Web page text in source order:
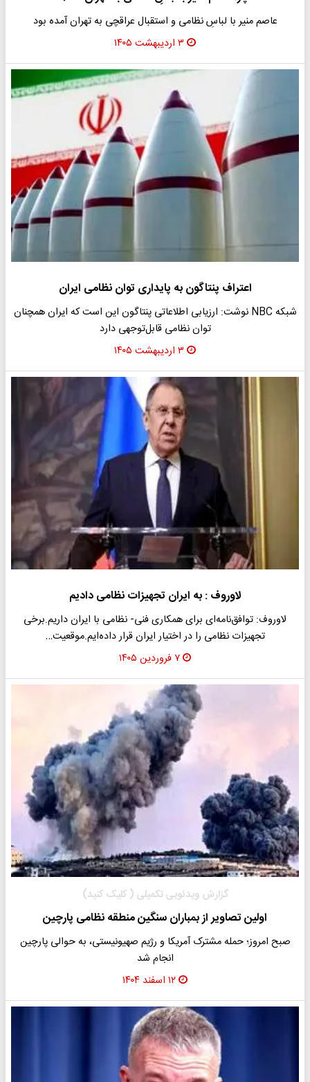
عاصم منیر با لباسِ نظامی و استقبال عراقچی به تهران آمده بود
۳ اردیبهشت ۱۴۰۵
اعتراف پنتاگون به پایداری توان نظامی ایران
شبکه NBC نوشت: ارزیابی اطلاعاتی پنتاگون این است که ایران همچنان
توان نظامی قابل‌توجهی دارد
۳ اردیبهشت ۱۴۰۵
لاوروف : به ایران تجهیزات نظامی دادیم
لاوروف: توافق‌نامه‌ای برای همکاری فنی- نظامی با ایران داریم.برخی
تجهیزات نظامی را در اختیار ایران قرار داده‌ایم.موقعیت…
۷ فروردین ۱۴۰۵
گزارش ویدئویی تکمیلی ( کلیک کنید)
اولین تصاویر از بمباران سنگین منطقه نظامی پارچین
صبح امروز؛ حمله مشترک آمریکا و رژیم صهیونیستی، به حوالی پارچین
انجام شد
۱۲ اسفند ۱۴۰۴